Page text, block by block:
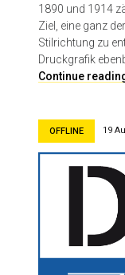
1890 und 1914
Ziel, eine ganz
Stilrichtung zu
Druckgrafik
Continue
OFFLINE 19